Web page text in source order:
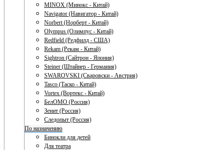
MINOX (Минокс - Китай)
Navigator (Навигатор - Китай)
Norbert (Норберт - Китай)
Olympus (Олимпус - Китай)
Redfield (Редфилд - США)
Rekam (Рекам - Китай)
Sightron (Сайтрон - Япония)
Steiner (Штайнер - Германия)
SWAROVSKI (Сваровски - Австрия)
Tasco (Таско - Китай)
Vortex (Вортекс - Китай)
БелОМО (Россия)
Зенит (Россия)
Следопыт (Россия)
По назначению
Бинокли для детей
Для театра